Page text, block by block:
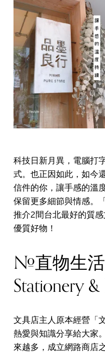
科技日新月異，電腦打
式。也正因如此，如今
信件的你，讓手感的溫
保留更多細節與情感。
推介2間台北最好的質
優質好物！
#直物生活
Stationery
文具店主人原本經營「
熱愛與知識分享給大家
來越多，成立網路商店